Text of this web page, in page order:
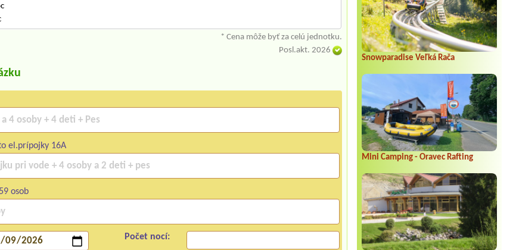
Snowparadise Veľká Rača
Mini Camping - Oravec Rafting
* Cena môže byť za celú jednotku.
Posl.akt. 2026
el.prípojky 16A
osob
Počet nocí: